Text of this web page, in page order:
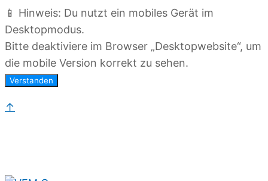
📱 Hinweis: Du nutzt ein mobiles Gerät im
Desktopmodus.
Bitte deaktiviere im Browser „Desktopwebsite“, um
die mobile Version korrekt zu sehen.
Verstanden
↑